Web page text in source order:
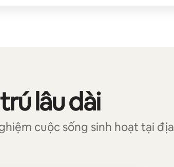
lâu dài
cuộc sống sinh hoạt tại địa